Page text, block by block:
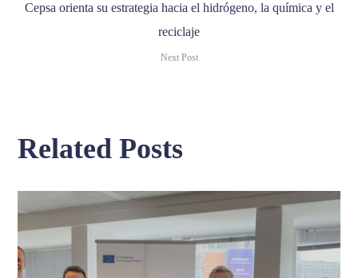
Cepsa orienta su estrategia hacia el hidrógeno, la química y el
reciclaje
Next Post
Related Posts